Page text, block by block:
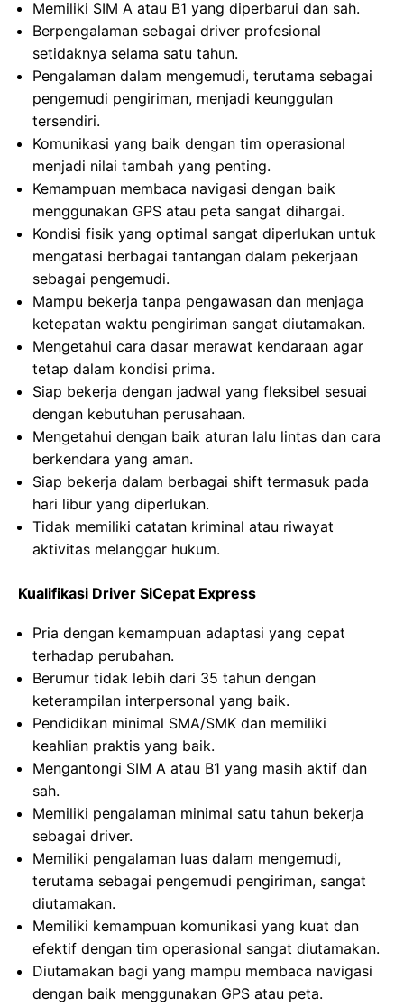
Memiliki SIM A atau B1 yang diperbarui dan sah.
Berpengalaman sebagai driver profesional
setidaknya selama satu tahun.
Pengalaman dalam mengemudi, terutama sebagai
pengemudi pengiriman, menjadi keunggulan
tersendiri.
Komunikasi yang baik dengan tim operasional
menjadi nilai tambah yang penting.
Kemampuan membaca navigasi dengan baik
menggunakan GPS atau peta sangat dihargai.
Kondisi fisik yang optimal sangat diperlukan untuk
mengatasi berbagai tantangan dalam pekerjaan
sebagai pengemudi.
Mampu bekerja tanpa pengawasan dan menjaga
ketepatan waktu pengiriman sangat diutamakan.
Mengetahui cara dasar merawat kendaraan agar
tetap dalam kondisi prima.
Siap bekerja dengan jadwal yang fleksibel sesuai
dengan kebutuhan perusahaan.
Mengetahui dengan baik aturan lalu lintas dan cara
berkendara yang aman.
Siap bekerja dalam berbagai shift termasuk pada
hari libur yang diperlukan.
Tidak memiliki catatan kriminal atau riwayat
aktivitas melanggar hukum.
Kualifikasi Driver SiCepat Express
Pria dengan kemampuan adaptasi yang cepat
terhadap perubahan.
Berumur tidak lebih dari 35 tahun dengan
keterampilan interpersonal yang baik.
Pendidikan minimal SMA/SMK dan memiliki
keahlian praktis yang baik.
Mengantongi SIM A atau B1 yang masih aktif dan
sah.
Memiliki pengalaman minimal satu tahun bekerja
sebagai driver.
Memiliki pengalaman luas dalam mengemudi,
terutama sebagai pengemudi pengiriman, sangat
diutamakan.
Memiliki kemampuan komunikasi yang kuat dan
efektif dengan tim operasional sangat diutamakan.
Diutamakan bagi yang mampu membaca navigasi
dengan baik menggunakan GPS atau peta.